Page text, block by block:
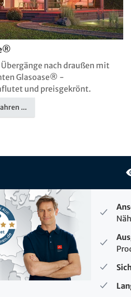
nach draußen mit
Glasoase® -
und preisgekrönt.
...